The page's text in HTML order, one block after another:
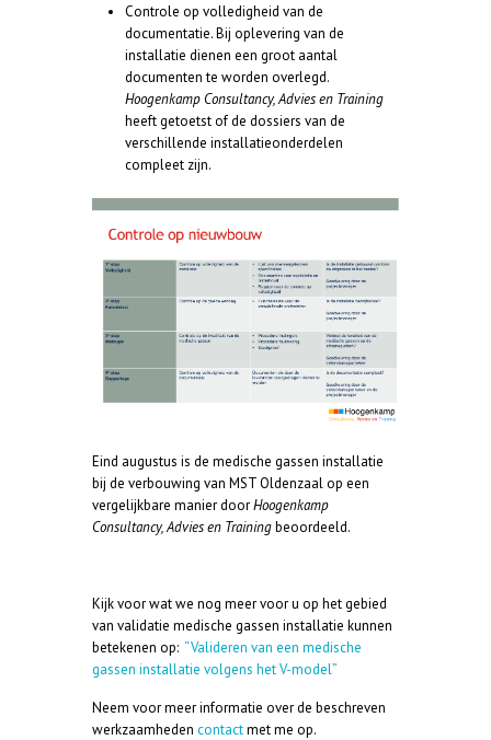
Controle op volledigheid van de
documentatie. Bij oplevering van de
installatie dienen een groot aantal
documenten te worden overlegd.
Hoogenkamp Consultancy, Advies en Training
heeft getoetst of de dossiers van de
verschillende installatieonderdelen
compleet zijn.
Eind augustus is de medische gassen installatie
bij de verbouwing van MST Oldenzaal op een
vergelijkbare manier doorHoogenkamp
Consultancy, Advies en Trainingbeoordeeld.
Kijk voor wat we nog meer voor u op het gebied
van validatie medische gassen installatie kunnen
betekenen op: “Valideren van een medische
gassen installatie volgens het V-model”
Neem voor meer informatie over de beschreven
werkzaamheden contactmet me op.